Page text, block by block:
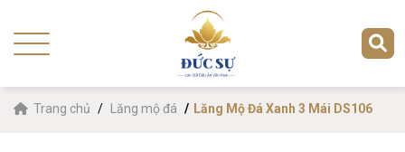
Trang chủ Lăng mộ đá Lăng Mộ Đá Xanh 3 Mái DS106